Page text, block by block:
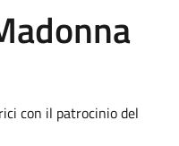
con il patrocinio del